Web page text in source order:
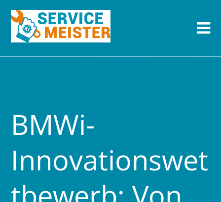
BMWi-
Innovationswet